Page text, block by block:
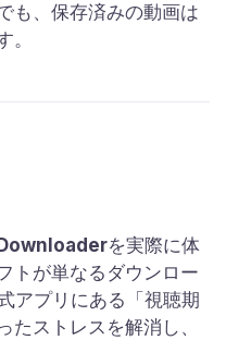
も、保存済みの動画は
。
を実際に体
トが単なるダウンロー
アプリにある「視聴期
たストレスを解消し、